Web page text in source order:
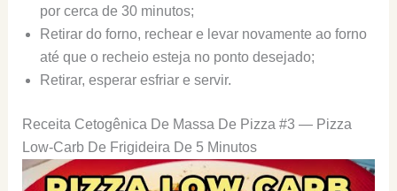
por cerca de 30 minutos;
Retirar do forno, rechear e levar novamente ao forno
até que o recheio esteja no ponto desejado;
Retirar, esperar esfriar e servir.
Receita Cetogênica De Massa De Pizza #3 — Pizza
Low-Carb De Frigideira De 5 Minutos